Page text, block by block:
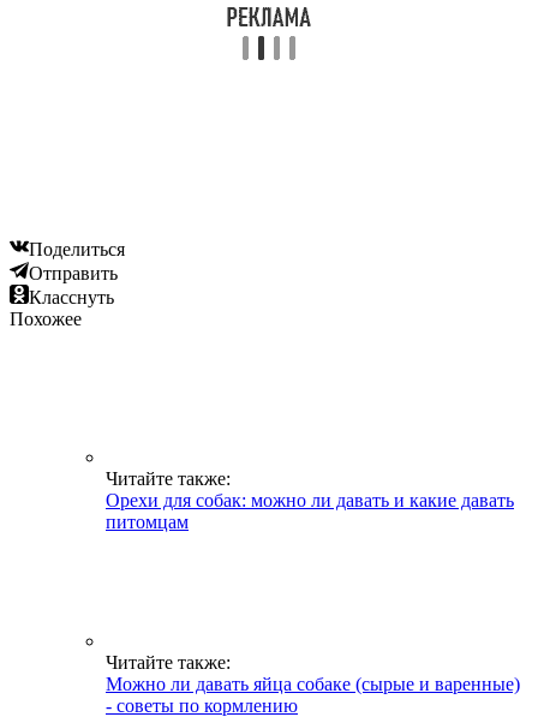
Поделиться
Отправить
Класснуть
Похожее
Читайте также:
Орехи для собак: можно ли давать и какие давать
питомцам
Читайте также:
Можно ли давать яйца собаке (сырые и варенные)
- советы по кормлению